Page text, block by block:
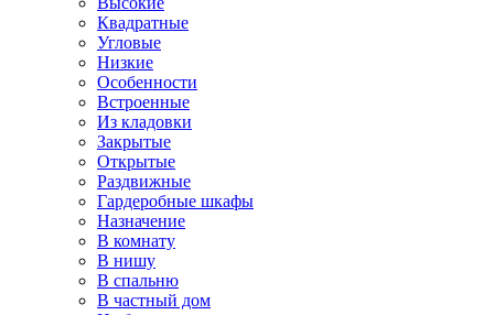
Квадратные
Угловые
Низкие
Особенности
Встроенные
Из кладовки
Закрытые
Открытые
Раздвижные
Гардеробные шкафы
Назначение
В комнату
В нишу
В спальню
В частный дом